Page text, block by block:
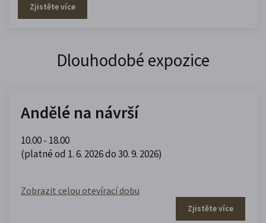
Zjistěte více
Dlouhodobé expozice
Andělé na návrší
10.00 - 18.00
(platné od 1. 6. 2026 do 30. 9. 2026)
Zobrazit celou otevírací dobu
Zjistěte více